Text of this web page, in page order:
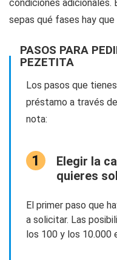
condiciones adicionales.
sepas qué fases hay que
PASOS PARA
PEZETITA
Los pasos que
préstamo a través
nota:
Elegir la
quieres
El primer paso que
a solicitar. Las
los 100 y los 10.000